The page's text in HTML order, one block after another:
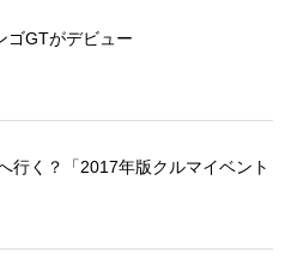
ゴGTがデビュー
行く？「2017年版クルマイベント